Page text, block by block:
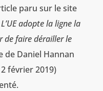
paru sur le site
L’UE adopte la ligne la
de faire dérailler le
de Daniel Hannan
février 2019)